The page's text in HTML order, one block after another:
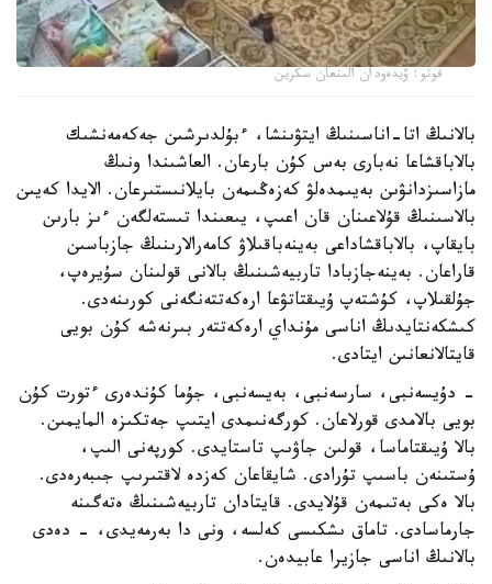
فوتو: ۆيدەودان الىنعان سكرين
بالانىڭ اتا-اناسىنىڭ ايتۋىنشا، ءبۇلدىرشىن جەكەمەنشىك
بالاباقشاعا نەبارى بەس كۇن بارعان. العاشىندا ونىڭ
مازاسىزدانۋىن بەيىمدەلۋ كەزەڭىمەن بايلانىستىرعان. الايدا كەيىن
بالاسىنىڭ قۇلاعىنان قان اعىپ، يىعىندا تىستەلگەن ءىز بارىن
بايقاپ، بالاباقشاداعى بەينەباقىلاۋ كامەرالارىنىڭ جازباسىن
قاراعان. بەينەجازبادا تاربيەشىنىڭ بالانى قولىنان سۇيرەپ،
جۇلقىلاپ، كۇشتەپ ۇيىقتاتۋعا ارەكەتتەنگەنى كورىنەدى.
كىشكەنتايدىڭ اناسى مۇنداي ارەكەتتەر بىرنەشە كۇن بويى
قايتالانعانىن ايتادى.
- دۇيسەنبى، سارسەنبى، بەيسەنبى، جۇما كۇندەرى ءتورت كۇن
بويى بالامدى قورلاعان. كورگەنىمدى ايتىپ جەتكىزە المايمىن.
بالا ۇيىقتاماسا، قولىن جاۋىپ تاستايدى. كورپەنى الىپ،
ۇستىنەن باسىپ تۇرادى. شايقاعان كەزدە لاقتىرىپ جىبەرەدى.
بالا ەكى بەتىمەن قۇلايدى. قايتادان تاربيەشىنىڭ ەتەگىنە
جارماسادى. تاماق ىشكىسى كەلسە، ونى دا بەرمەيدى، - دەدى
بالانىڭ اناسى جازيرا عابيدەن.